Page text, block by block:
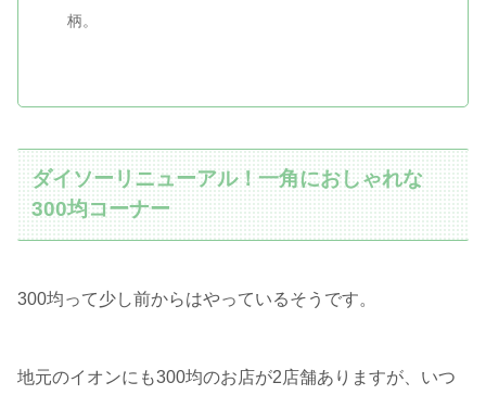
柄。
ダイソーリニューアル！一角におしゃれな
300均コーナー
300均って少し前からはやっているそうです。
地元のイオンにも300均のお店が2店舗ありますが、いつ